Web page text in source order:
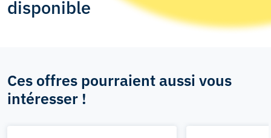
disponible
Ces offres pourraient aussi vous
intéresser !